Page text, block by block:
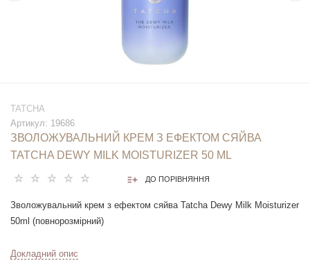
TATCHA
Артикул: 19686
ЗВОЛОЖУВАЛЬНИЙ КРЕМ З ЕФЕКТОМ СЯЙВА
TATCHA DEWY MILK MOISTURIZER 50 ML
ДО ПОРІВНЯННЯ
Зволожувальний крем з ефектом сяйва Tatcha Dewy Milk Moisturizer
50ml (повнорозмірний)
Зволожувальний крем Dewy Milk Moisturizer натхненний японською
Докладний опис